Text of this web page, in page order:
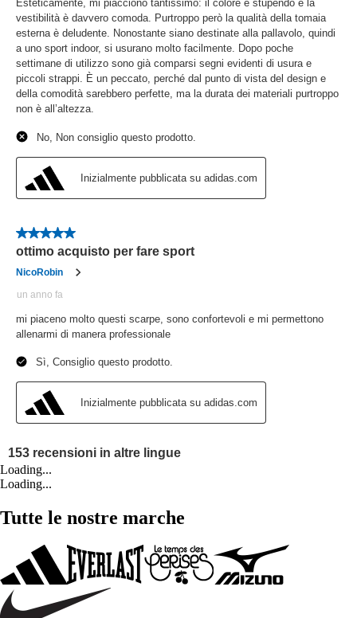
Loading...
Loading...
Tutte le nostre marche